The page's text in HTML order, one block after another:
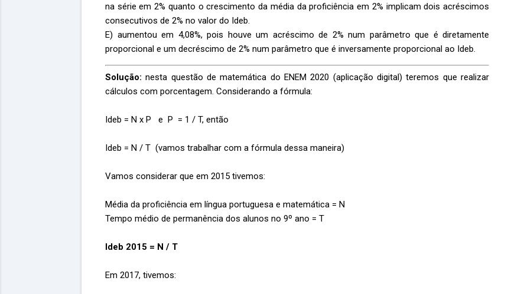
na série em 2% quanto o crescimento da média da proficiência em 2% implicam dois acréscimos
consecutivos de 2% no valor do Ideb.
E) aumentou em 4,08%, pois houve um acréscimo de 2% num parâmetro que é diretamente
proporcional e um decréscimo de 2% num parâmetro que é inversamente proporcional ao Ideb.
Solução:nesta questão de matemática do ENEM 2020 (aplicação digital) teremos que realizar
cálculos com porcentagem. Considerando a fórmula:
Ideb = N x P e P = 1 / T, então
Ideb = N / T (vamos trabalhar com a fórmula dessa maneira)
Vamos considerar que em 2015 tivemos:
Média da proficiência em língua portuguesa e matemática = N
Tempo médio de permanência dos alunos no 9º ano = T
Ideb 2015 = N / T
Em 2017, tivemos: